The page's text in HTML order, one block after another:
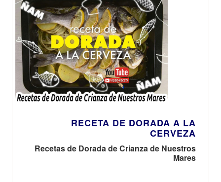
RECETA DE DORADA A LA
CERVEZA
Recetas de Dorada de Crianza de Nuestros
Mares